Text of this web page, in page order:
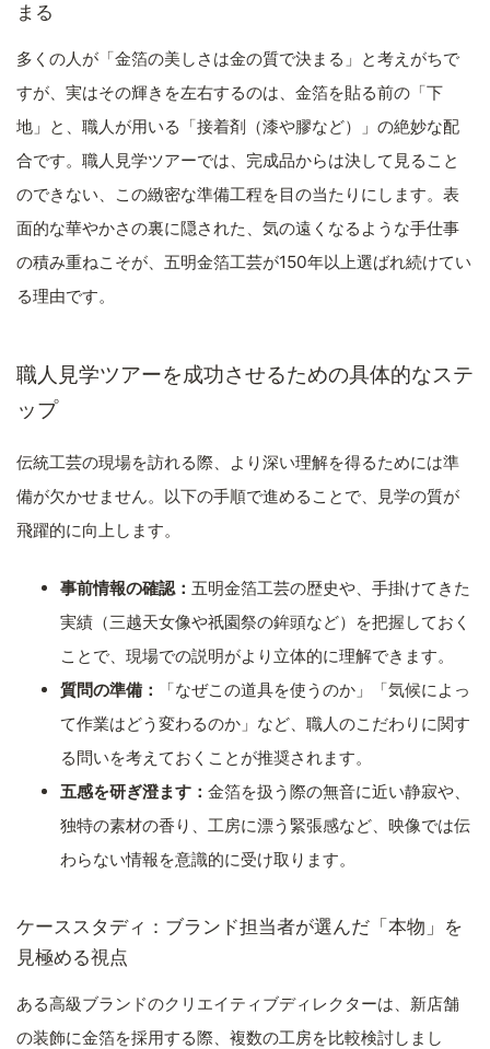
まる
多くの人が「金箔の美しさは金の質で決まる」と考えがちで
すが、実はその輝きを左右するのは、金箔を貼る前の「下
地」と、職人が用いる「接着剤（漆や膠など）」の絶妙な配
合です。職人見学ツアーでは、完成品からは決して見ること
のできない、この緻密な準備工程を目の当たりにします。表
面的な華やかさの裏に隠された、気の遠くなるような手仕事
の積み重ねこそが、五明金箔工芸が150年以上選ばれ続けてい
る理由です。
職人見学ツアーを成功させるための具体的なステ
ップ
伝統工芸の現場を訪れる際、より深い理解を得るためには準
備が欠かせません。以下の手順で進めることで、見学の質が
飛躍的に向上します。
事前情報の確認： 五明金箔工芸の歴史や、手掛けてきた
実績（三越天女像や祇園祭の鉾頭など）を把握しておく
ことで、現場での説明がより立体的に理解できます。
質問の準備：
「なぜこの道具を使うのか」「気候によっ
て作業はどう変わるのか」など、職人のこだわりに関す
る問いを考えておくことが推奨されます。
五感を研ぎ澄ます： 金箔を扱う際の無音に近い静寂や、
独特の素材の香り、工房に漂う緊張感など、映像では伝
わらない情報を意識的に受け取ります。
ケーススタディ：ブランド担当者が選んだ「本物」を
見極める視点
ある高級ブランドのクリエイティブディレクターは、新店舗
の装飾に金箔を採用する際、複数の工房を比較検討しまし